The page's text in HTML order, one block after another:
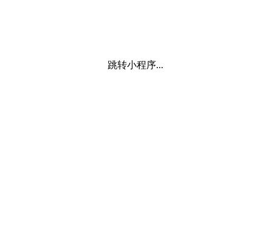
跳转小程序...